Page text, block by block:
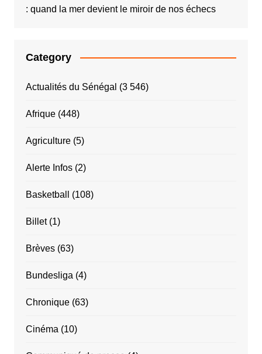
: quand la mer devient le miroir de nos échecs
Category
Actualités du Sénégal (3 546)
Afrique(448)
Agriculture(5)
Alerte Infos(2)
Basketball (108)
Billet(1)
Brèves(63)
Bundesliga (4)
Chronique(63)
Cinéma (10)